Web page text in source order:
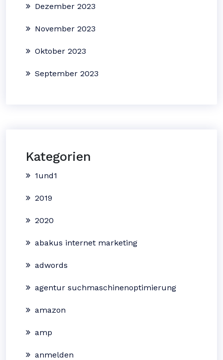
Dezember 2023
November 2023
Oktober 2023
September 2023
Kategorien
1und1
2019
2020
abakus internet marketing
adwords
agentur suchmaschinenoptimierung
amazon
amp
anmelden